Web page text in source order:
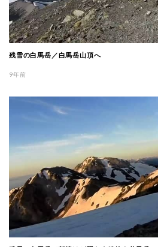
残雪の白馬岳／白馬岳山頂へ
9年前